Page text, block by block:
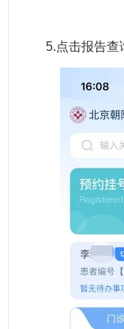
5.点击报告查